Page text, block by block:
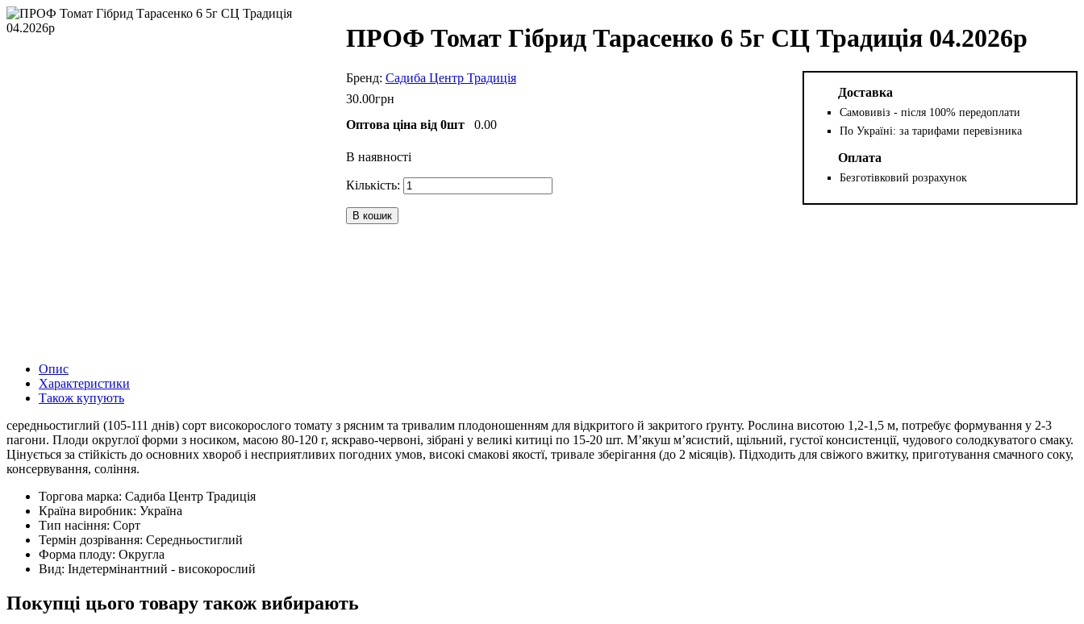
ПРОФ Томат Гібрид Тарасенко 6 5г СЦ Традиція 04.2026р
Садиба Центр Традиція
30.00грн
Оптова ціна від 0шт
0.00
В наявності
В кошик
Доставка
Самовивіз - після 100% передоплати
По Україні: за тарифами перевізника
Оплата
Безготівковий розрахунок
Опис
Характеристики
Також купують
середньостиглий (105-111 днів) сорт високорослого томату з рясним та тривалим плодоношенням для відкритого й закритого ґрунту. Рослина висотою 1,2-1,5 м, потребує формування у 2-3
пагони. Плоди округлої форми з носиком, масою 80-120 г, яскраво-червоні, зібрані у великі китиці по 15-20 шт. М’якуш м’ясистий, щільний, густої консистенції, чудового солодкуватого смаку.
Цінується за стійкість до основних хвороб і несприятливих погодних умов, високі смакові якостї, тривале зберігання (до 2 місяців). Підходить для свіжого вжитку, приготування смачного соку,
консервування, соління.
Торгова марка: Садиба Центр Традиція
Країна виробник: Україна
Тип насіння: Сорт
Термін дозрівання: Середньостиглий
Форма плоду: Округла
Вид: Індетермінантний - високорослий
Покупці цього товару також вибирають